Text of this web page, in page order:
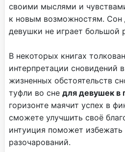
своими мыслями и
к новым возможностям. Сон
девушки не играет большой
В некоторых книгах
интерпретации сновидений
жизненных обстоятельств
туфли во сне для девушек в
горизонте маячит успех в
сможете улучшить своё
интуиция поможет
разочарований.